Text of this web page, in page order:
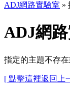
ADJ網路實驗室 »
ADJ網
指定的主題不存
[ 點擊這裡返回上